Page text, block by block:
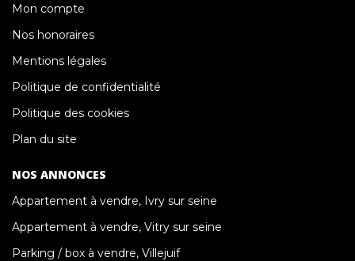
Mon compte
Nos honoraires
Mentions légales
Politique de confidentialité
Politique des cookies
Plan du site
NOS ANNONCES
Appartement à vendre, Ivry sur seine
Appartement à vendre, Vitry sur seine
Parking / box à vendre, Villejuif